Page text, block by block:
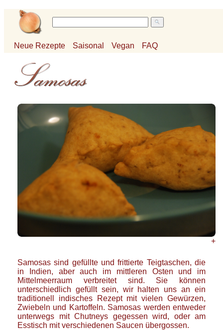
Neue Rezepte Saisonal Vegan FAQ
+
Samosas sind gefüllte und frittierte Teigtaschen, die
in Indien, aber auch im mittleren Osten und im
Mittelmeerraum verbreitet sind. Sie können
unterschiedlich gefüllt sein, wir halten uns an ein
traditionell indisches Rezept mit vielen Gewürzen,
Zwiebeln und Kartoffeln. Samosas werden entweder
unterwegs mit Chutneys gegessen wird, oder am
Esstisch mit verschiedenen Saucen übergossen.